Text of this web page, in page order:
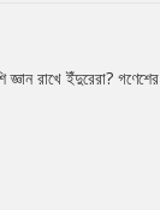
রাখে ইঁদুরেরা? গণেশের